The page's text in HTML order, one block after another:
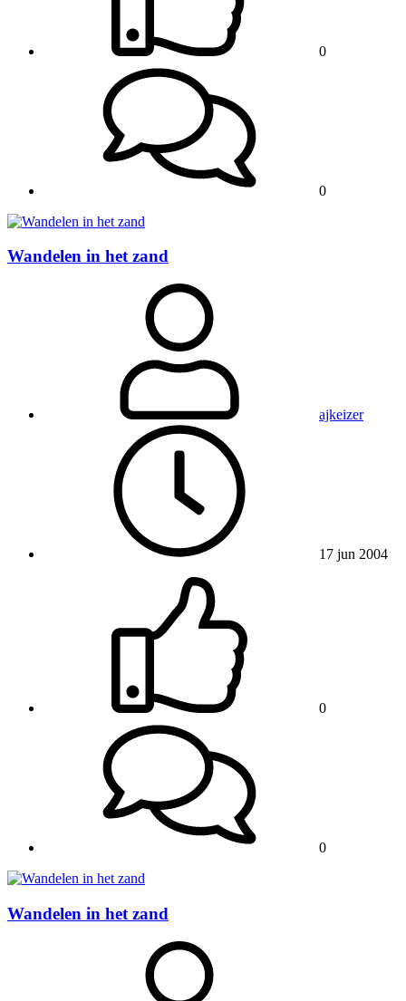
0
0
Wandelen in het zand
ajkeizer
17 jun 2004
0
0
Wandelen in het zand